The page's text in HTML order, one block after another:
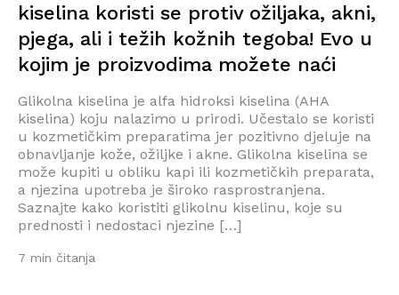
kiselina koristi se protiv ožiljaka, akni,
pjega, ali i težih kožnih tegoba! Evo u
kojim je proizvodima možete naći
Glikolna kiselina je alfa hidroksi kiselina (AHA
kiselina) koju nalazimo u prirodi. Učestalo se koristi
u kozmetičkim preparatima jer pozitivno djeluje na
obnavljanje kože, ožiljke i akne. Glikolna kiselina se
može kupiti u obliku kapi ili kozmetičkih preparata,
a njezina upotreba je široko rasprostranjena.
Saznajte kako koristiti glikolnu kiselinu, koje su
prednosti i nedostaci njezine […]
7 min čitanja